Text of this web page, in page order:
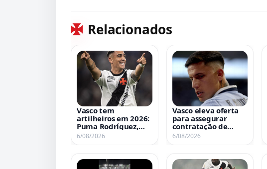
Relacionados
Vasco tem
artilheiros em 2026:
Puma Rodríguez,
Thiago Mendes e
6/08/2026
Vasco eleva oferta
para assegurar
contratação de
Brian Rodríguez
6/08/2026